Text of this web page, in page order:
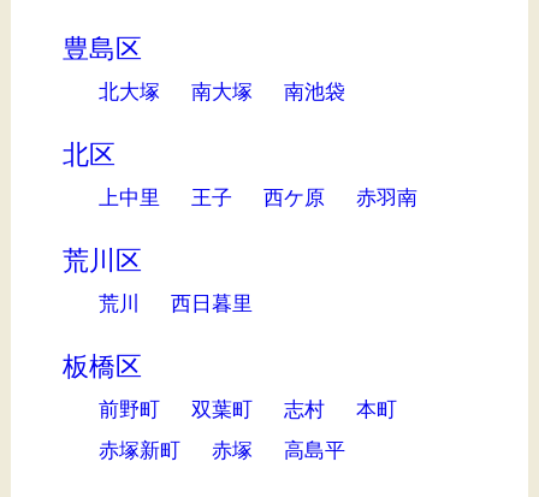
豊島区
北大塚 南大塚 南池袋
北区
上中里 王子 西ケ原 赤羽南
荒川区
荒川 西日暮里
板橋区
前野町 双葉町 志村
本町
赤塚新町
赤塚 高島平